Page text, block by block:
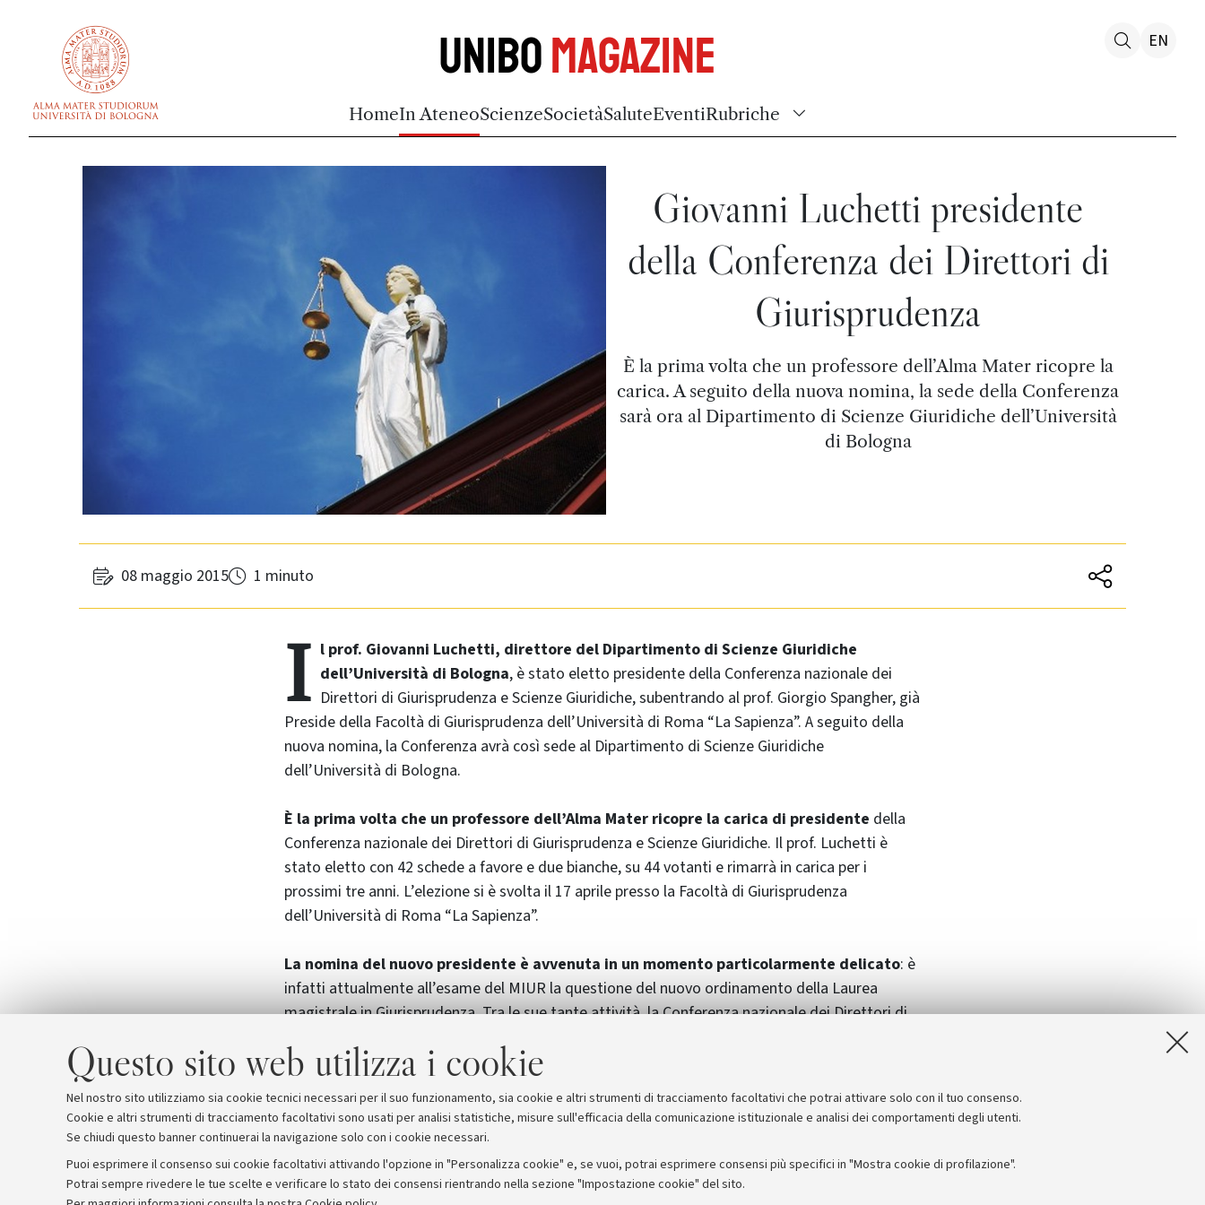
Questo sito web utilizza i cookie
Nel nostro sito utilizziamo sia cookie tecnici necessari per il suo funzionamento, sia cookie e altri strumenti di tracciamento facoltativi che potrai attivare solo con il tuo consenso.
Cookie e altri strumenti di tracciamento facoltativi sono usati per analisi statistiche, misure sull'efficacia della comunicazione istituzionale e analisi dei comportamenti degli utenti.
Se chiudi questo banner continuerai la navigazione solo con i cookie necessari.
Puoi esprimere il consenso sui cookie facoltativi attivando l'opzione in "Personalizza cookie" e, se vuoi, potrai esprimere consensi più specifici in "Mostra cookie di profilazione".
Potrai sempre rivedere le tue scelte e verificare lo stato dei consensi rientrando nella sezione "Impostazione cookie" del sito.
UniboMagazine
HomeIn AteneoScienzeSocietàSaluteEventiRubriche
EN
Giovanni Luchetti presidente
della Conferenza dei Direttori di
Giurisprudenza
È la prima volta che un professore dell’Alma Mater ricopre la
carica. A seguito della nuova nomina, la sede della Conferenza
sarà ora al Dipartimento di Scienze Giuridiche dell’Università
di Bologna
08 maggio 2015 1 minuto
I l prof. Giovanni Luchetti, direttore del Dipartimento di Scienze Giuridiche
dell’Università di Bologna, è stato eletto presidente della Conferenza nazionale dei
Direttori di Giurisprudenza e Scienze Giuridiche, subentrando al prof. Giorgio Spangher, già
Preside della Facoltà di Giurisprudenza dell’Università di Roma “La Sapienza”. A seguito della
nuova nomina, la Conferenza avrà così sede al Dipartimento di Scienze Giuridiche
dell’Università di Bologna.
È la prima volta che un professore dell’Alma Mater ricopre la carica di presidente della
Conferenza nazionale dei Direttori di Giurisprudenza e Scienze Giuridiche. Il prof. Luchetti è
stato eletto con 42 schede a favore e due bianche, su 44 votanti e rimarrà in carica per i
prossimi tre anni. L’elezione si è svolta il 17 aprile presso la Facoltà di Giurisprudenza
dell’Università di Roma “La Sapienza”.
La nomina del nuovo presidente è avvenuta in un momento particolarmente delicato: è
infatti attualmente all’esame del MIUR la questione del nuovo ordinamento della Laurea
magistrale in Giurisprudenza. Tra le sue tante attività, la Conferenza nazionale dei Direttori di
istituzioni ed esprime pareri sui provvedimenti che riguardano il sistema universitario,
Archivio Comunicati stampa Redazione Rassegna stampa